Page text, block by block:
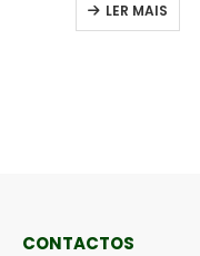
LER MAIS
CONTACTOS